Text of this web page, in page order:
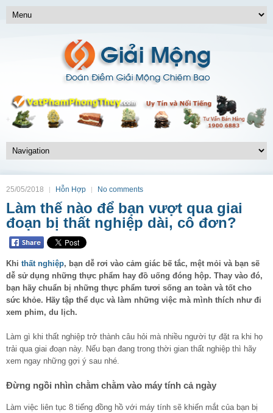
25/05/2018 Hỗn Hợp No comments
Làm thế nào để bạn vượt qua giai
đoạn bị thất nghiệp dài, cô đơn?
Khi thất nghiệp, bạn dễ rơi vào cảm giác bế tắc, mệt mỏi và bạn sẽ
dễ sử dụng những thực phẩm hay đồ uống đóng hộp. Thay vào đó,
bạn hãy chuẩn bị những thực phẩm tươi sống an toàn và tốt cho
sức khỏe. Hãy tập thể dục và làm những việc mà mình thích như đi
xem phim, du lịch.
Làm gì khi thất nghiệp trở thành câu hỏi mà nhiều người tự đặt ra khi họ
trải qua giai đoạn này. Nếu bạn đang trong thời gian thất nghiệp thì hãy
xem ngay những gợi ý sau nhé.
Đừng ngồi nhìn chằm chằm vào máy tính cả ngày
Làm việc liên tục 8 tiếng đồng hồ với máy tính sẽ khiến mắt của bạn bị